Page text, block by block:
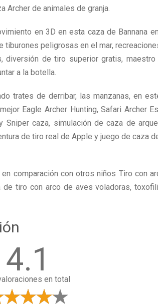
Archer de animales de granja.
en 3D en esta caza de Bannana
tiburones peligrosas en el mar,
diversión de tiro superior gratis,
a la botella.
trates de derribar, las manzanas, en
Eagle Archer Hunting, Safari Archer
caza, simulación de caza de
de tiro real de Apple y juego de caza
comparación con otros niños Tiro con
tiro con arco de aves voladoras,
4.1
en total